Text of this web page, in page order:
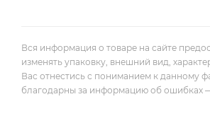
Вся информация о товаре на сайте
изменять упаковку, внешний вид,
Вас отнестись с пониманием к данному
благодарны за информацию об ошибках